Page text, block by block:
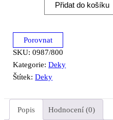
Ibena
Fano
0987/800
–
50x200cm
Přidat do košíku
Porovnat
SKU:0987/800
Kategorie:Deky
Štítek:Deky
Popis Hodnocení (0)